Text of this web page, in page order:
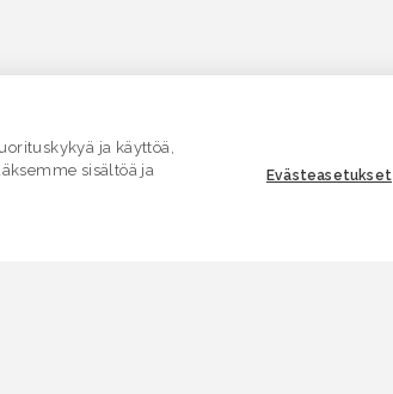
ja käyttöä,
sisältöä ja
Evästeasetukset